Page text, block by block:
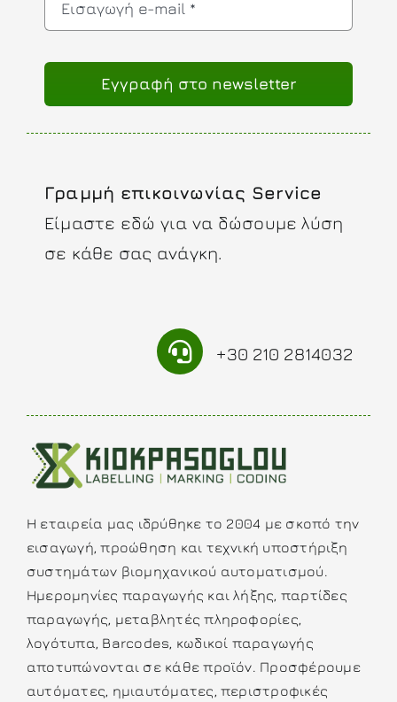
Eγγραφή στο newsletter
Γραμμή επικοινωνίας Service
Είμαστε εδώ για να δώσουμε λύση
σε κάθε σας ανάγκη.
+30 210 2814032
Η εταιρεία μας ιδρύθηκε το 2004 με σκοπό την
εισαγωγή, προώθηση και τεχνική υποστήριξη
συστημάτων βιομηχανικού αυτοματισμού.
Ημερομηνίες παραγωγής και λήξης, παρτίδες
παραγωγής, μεταβλητές πληροφορίες,
λογότυπα, Barcodes, κωδικοί παραγωγής
αποτυπώνονται σε κάθε προϊόν. Προσφέρουμε
αυτόματες, ημιαυτόματες, περιστροφικές